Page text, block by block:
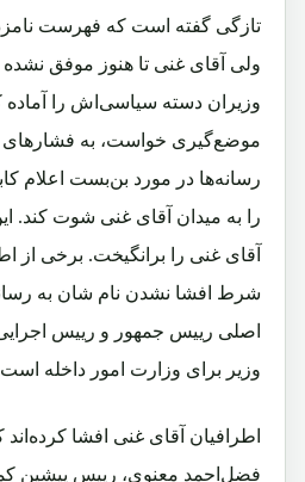
تازگی گفته است که فهرست
ولی آقای غنی تا هنوز موفق
وزیران دسته سیاسی‌اش را آماده
موضع‌گیری خواست، به فشارهای
رسانه‌ها در مورد بن‌بست اعلام
را به میدان آقای غنی شوت کند.
آقای غنی را برانگیخت. برخی از
شرط افشا نشدن نام‌ شان به
اصلی رییس‌ جمهور و رییس
وزیر برای وزارت امور داخله
اطرافیان آقای غنی افشا کرده‌اند
فضل‌احمد معنوی، رییس پیشین